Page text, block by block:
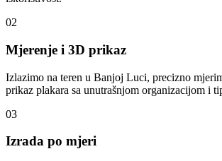
02
Mjerenje i 3D prikaz
Izlazimo na teren u Banjoj Luci, precizno
prikaz plakara sa unutrašnjom organizacijom i
03
Izrada po mjeri